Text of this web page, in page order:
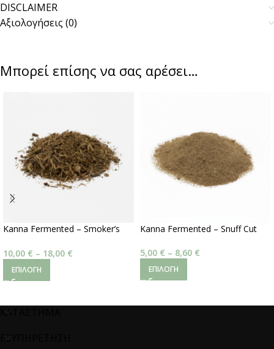
DISCLAIMER
Αξιολογήσεις (0)
Μπορεί επίσης να σας αρέσει…
Kanna Fermented – Smoker’s
10,00 € – 18,00 €
ΕΠΙΛΟΓΉ
Kanna Fermented – Snuff Cut
5,00 € – 8,60 €
ΕΠΙΛΟΓΉ
ΚΑΤΑΣΤΗΜΑ
ΕΞΥΠΗΡΕΤΗΣΗ